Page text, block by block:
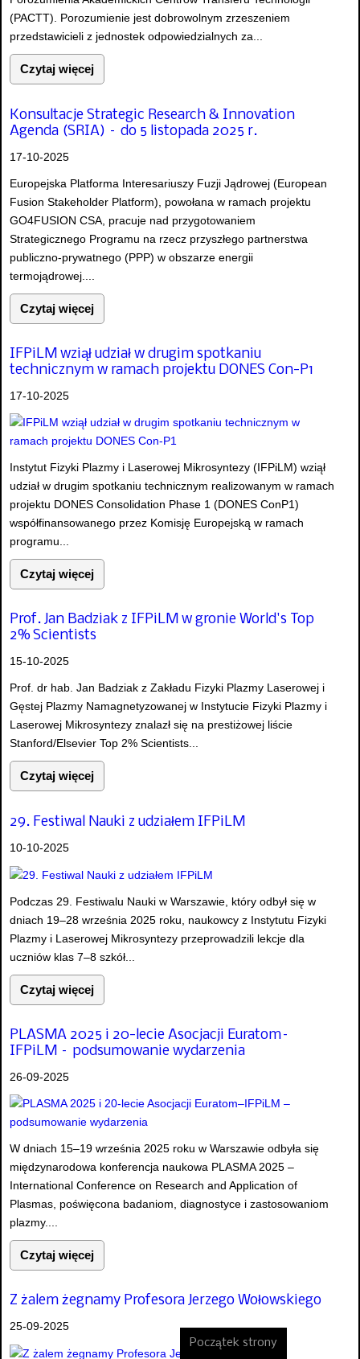
(PACTT). Porozumienie jest dobrowolnym zrzeszeniem
przedstawicieli z jednostek odpowiedzialnych za...
Czytaj więcej
Konsultacje Strategic Research & Innovation
Agenda (SRIA) – do 5 listopada 2025 r.
17-10-2025
Europejska Platforma Interesariuszy Fuzji Jądrowej (European
Fusion Stakeholder Platform), powołana w ramach projektu
GO4FUSION CSA, pracuje nad przygotowaniem
Strategicznego Programu na rzecz przyszłego partnerstwa
publiczno-prywatnego (PPP) w obszarze energii
termojądrowej....
Czytaj więcej
IFPiLM wziął udział w drugim spotkaniu
technicznym w ramach projektu DONES Con-P1
17-10-2025
Instytut Fizyki Plazmy i Laserowej Mikrosyntezy (IFPiLM) wziął
udział w drugim spotkaniu technicznym realizowanym w ramach
projektu DONES Consolidation Phase 1 (DONES ConP1)
współfinansowanego przez Komisję Europejską w ramach
programu...
Czytaj więcej
Prof. Jan Badziak z IFPiLM w gronie World's Top
2% Scientists
15-10-2025
Prof. dr hab. Jan Badziak z Zakładu Fizyki Plazmy Laserowej i
Gęstej Plazmy Namagnetyzowanej w Instytucie Fizyki Plazmy i
Laserowej Mikrosyntezy znalazł się na prestiżowej liście
Stanford/Elsevier Top 2% Scientists...
Czytaj więcej
29. Festiwal Nauki z udziałem IFPiLM
10-10-2025
Podczas 29. Festiwalu Nauki w Warszawie, który odbył się w
dniach 19–28 września 2025 roku, naukowcy z Instytutu Fizyki
Plazmy i Laserowej Mikrosyntezy przeprowadzili lekcje dla
uczniów klas 7–8 szkół...
Czytaj więcej
PLASMA 2025 i 20-lecie Asocjacji Euratom–
IFPiLM – podsumowanie wydarzenia
26-09-2025
W dniach 15–19 września 2025 roku w Warszawie odbyła się
międzynarodowa konferencja naukowa PLASMA 2025 –
International Conference on Research and Application of
Plasmas, poświęcona badaniom, diagnostyce i zastosowaniom
plazmy....
Czytaj więcej
Z żalem żegnamy Profesora Jerzego Wołowskiego
25-09-2025
Początek strony